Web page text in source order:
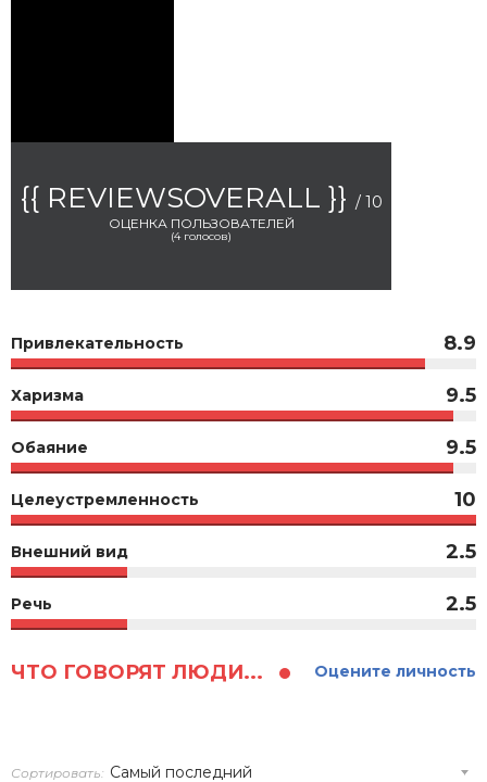
{{ REVIEWSOVERALL }} / 10
ОЦЕНКА ПОЛЬЗОВАТЕЛЕЙ
(4голосов)
Привлекательность 8.9
Харизма 9.5
Обаяние 9.5
Целеустремленность 10
Внешний вид 2.5
Речь 2.5
ЧТО ГОВОРЯТ ЛЮДИ... Оцените личность
Сортировать: